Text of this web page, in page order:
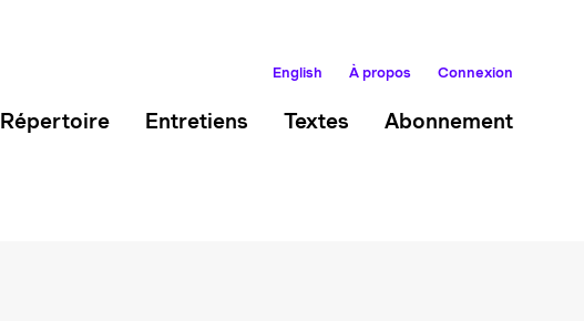
English À propos Connexion
Répertoire Entretiens Textes Abonnement